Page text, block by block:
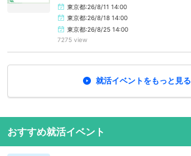
東京都:26/8/11 14:00
東京都:26/8/18 14:00
東京都:26/8/25 14:00
7275 view
就活イベントをもっと見る
おすすめ就活イベント